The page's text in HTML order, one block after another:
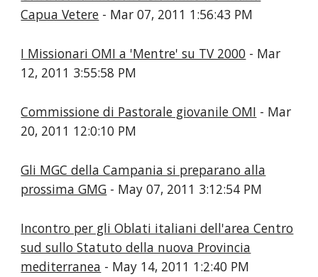
Capua Vetere - Mar 07, 2011 1:56:43 PM
I Missionari OMI a 'Mentre' su TV 2000 - Mar
12, 2011 3:55:58 PM
Commissione di Pastorale giovanile OMI - Mar
20, 2011 12:0:10 PM
Gli MGC della Campania si preparano alla
prossima GMG - May 07, 2011 3:12:54 PM
Incontro per gli Oblati italiani dell'area Centro
sud sullo Statuto della nuova Provincia
mediterranea - May 14, 2011 1:2:40 PM